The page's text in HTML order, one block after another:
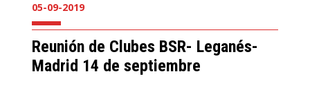
05-09-2019
Reunión de Clubes BSR- Leganés-
Madrid 14 de septiembre